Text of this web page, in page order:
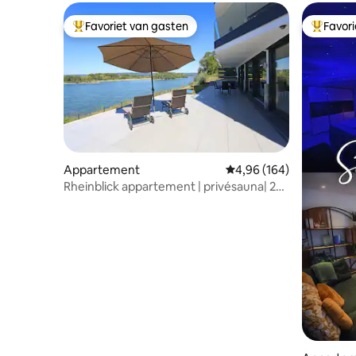
Topfavoriet van gasten
Favoriet van gasten
Appartement Gemiddelde
4,96 (164)
Rheinblick appartement | privésauna| 2